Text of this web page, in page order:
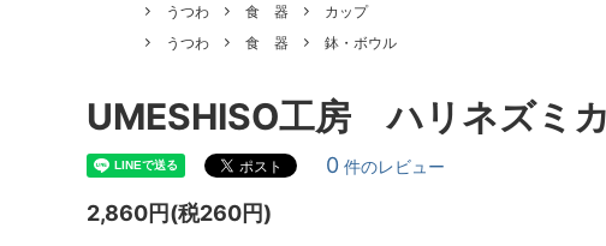
うつわ
食 器
カップ
うつわ
食 器 鉢・ボウル
UMESHISO工房 ハリネズ
0 件のレビュー
2,860円(税260円)